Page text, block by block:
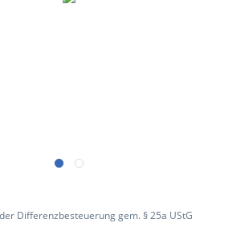
Differenzbesteuerung gem. § 25a UStG